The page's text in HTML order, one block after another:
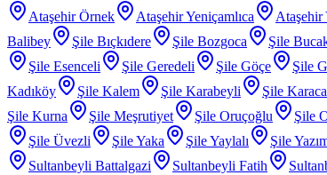
Ataşehir Örnek
Ataşehir Yeniçamlıca Ataşehir
Balibey
Şile Bıçkıdere Şile Bozgoca Şile
Şile Esenceli
Şile Geredeli Şile Göçe Şile
Kadıköy
Şile Kalem Şile Karabeyli Şile
Şile Kurna
Şile Meşrutiyet Şile Oruçoğlu Şile
Şile Üvezli
Şile Yaka Şile Yaylalı Şile
Sultanbeyli Battalgazi
Sultanbeyli Fatih